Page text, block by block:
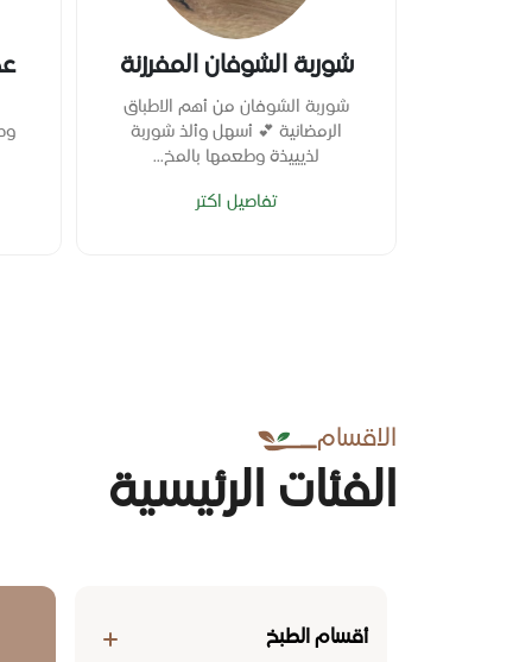
شوربة الشوفان المفرزنة
شوربة الشوفان من أهم الاطباق
الرمضانية 💕 أسهل وألذ شوربة
لذيييذة وطعمها بالمخ...
تفاصيل اكتر
الاقسام
الفئات الرئيسية
أقسام الطبخ